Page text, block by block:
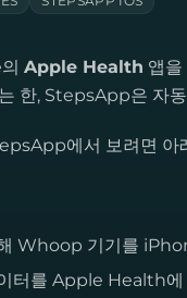
Apple Health 앱
한, StepsApp은 자
에서 보려면 아
Whoop 기기를
터를 Apple Health에